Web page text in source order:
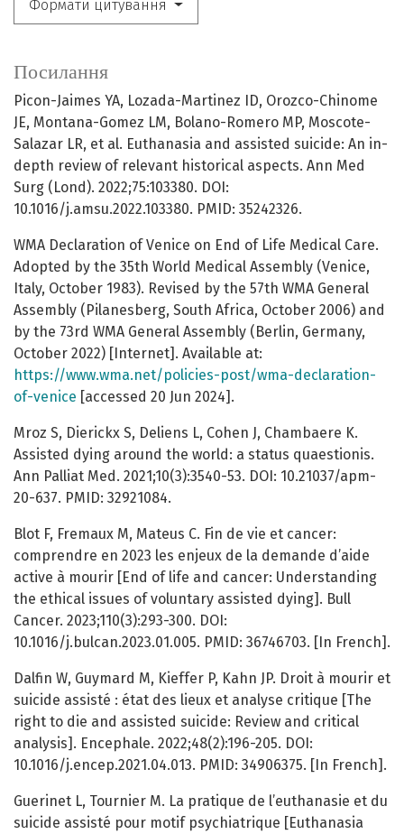
Формати цитування
Посилання
Picon-Jaimes YA, Lozada-Martinez ID, Orozco-Chinome
JE, Montana-Gomez LM, Bolano-Romero MP, Moscote-
Salazar LR, et al. Euthanasia and assisted suicide: An in-
depth review of relevant historical aspects. Ann Med
Surg (Lond). 2022;75:103380. DOI:
10.1016/j.amsu.2022.103380. PMID: 35242326.
WMA Declaration of Venice on End of Life Medical Care.
Adopted by the 35th World Medical Assembly (Venice,
Italy, October 1983). Revised by the 57th WMA General
Assembly (Pilanesberg, South Africa, October 2006) and
by the 73rd WMA General Assembly (Berlin, Germany,
October 2022) [Internet]. Available at:
https://www.wma.net/policies-post/wma-declaration-
of-venice [accessed 20 Jun 2024].
Mroz S, Dierickx S, Deliens L, Cohen J, Chambaere K.
Assisted dying around the world: a status quaestionis.
Ann Palliat Med. 2021;10(3):3540-53. DOI: 10.21037/apm-
20-637. PMID: 32921084.
Blot F, Fremaux M, Mateus C. Fin de vie et cancer:
comprendre en 2023 les enjeux de la demande d’aide
active à mourir [End of life and cancer: Understanding
the ethical issues of voluntary assisted dying]. Bull
Cancer. 2023;110(3):293-300. DOI:
10.1016/j.bulcan.2023.01.005. PMID: 36746703. [In French].
Dalfin W, Guymard M, Kieffer P, Kahn JP. Droit à mourir et
suicide assisté : état des lieux et analyse critique [The
right to die and assisted suicide: Review and critical
analysis]. Encephale. 2022;48(2):196-205. DOI:
10.1016/j.encep.2021.04.013. PMID: 34906375. [In French].
Guerinet L, Tournier M. La pratique de l’euthanasie et du
suicide assisté pour motif psychiatrique [Euthanasia